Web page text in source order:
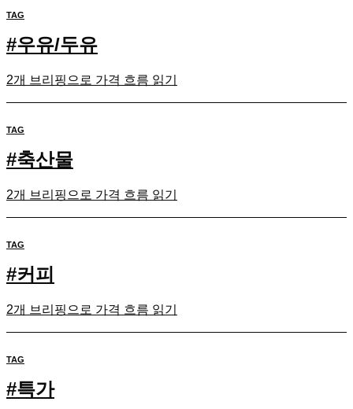
TAG
#우유/두유
2개 브리핑으로 가격 흐름 읽기
TAG
#축산물
2개 브리핑으로 가격 흐름 읽기
TAG
#커피
2개 브리핑으로 가격 흐름 읽기
TAG
#특가